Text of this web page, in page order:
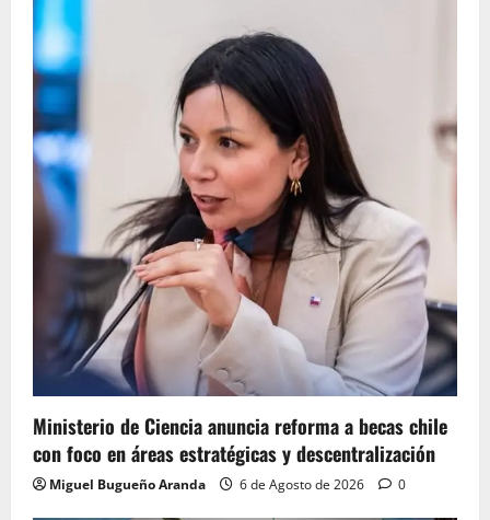
Ministerio de Ciencia anuncia reforma a becas chile
con foco en áreas estratégicas y descentralización
Miguel Bugueño Aranda 6 de Agosto de 2026 0